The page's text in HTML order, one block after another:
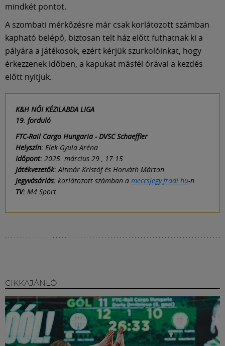
mindkét pontot.
A szombati mérkőzésre már csak korlátozott számban
kapható belépő, biztosan telt ház előtt futhatnak ki a
pályára a játékosok, ezért kérjük szurkolóinkat, hogy
érkezzenek időben, a kapukat másfél órával a kezdés
előtt nyitjuk.
K&H NŐI KÉZILABDA LIGA
19. forduló
FTC-Rail Cargo Hungaria - DVSC Schaeffler
Helyszín: Elek Gyula Aréna
Időpont: 2025. március 29., 17:15
Játékvezetők: Altmár Kristóf és Horváth Márton
Jegyvásárlás: korlátozott számban a meccsjegy.fradi.hu-n.
TV: M4 Sport
CIKKAJÁNLÓ